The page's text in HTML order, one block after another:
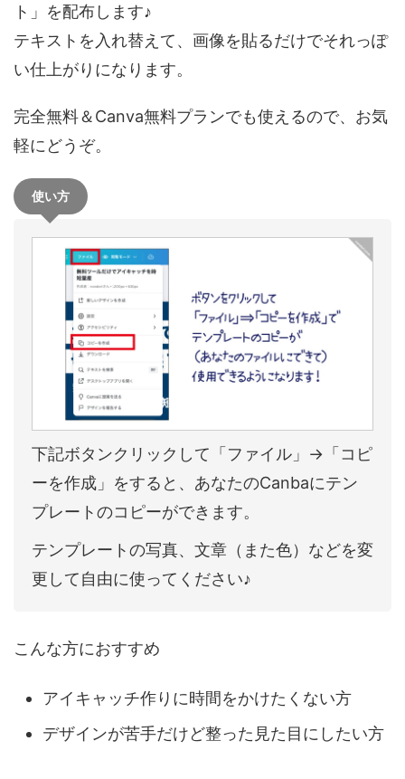
ト」を配布します♪
テキストを入れ替えて、画像を貼るだけでそれっぽ
い仕上がりになります。
完全無料＆Canva無料プランでも使えるので、お気
軽にどうぞ。
使い方
下記ボタンクリックして「ファイル」→「コピ
ーを作成」をすると、あなたのCanbaにテン
プレートのコピーができます。
テンプレートの写真、文章（また色）などを変
更して自由に使ってください♪
こんな方におすすめ
アイキャッチ作りに時間をかけたくない方
デザインが苦手だけど整った見た目にしたい方